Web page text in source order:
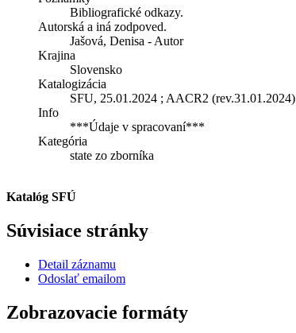
Bibliografické odkazy.
Autorská a iná zodpoved.
Jašová, Denisa - Autor
Krajina
Slovensko
Katalogizácia
SFU, 25.01.2024 ; AACR2 (rev.31.01.2024)
Info
***Údaje v spracovaní***
Kategória
state zo zborníka
Katalóg SFÚ
Súvisiace stránky
Detail záznamu
Odoslať emailom
Zobrazovacie formáty